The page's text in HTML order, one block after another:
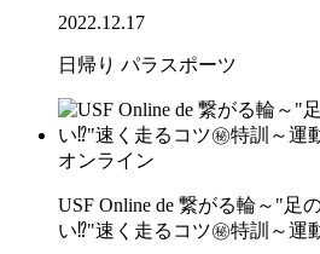
2022.12.17
日帰り パラスポーツ
オンライン
USF Online de 繋がる輪～"足
い⁉"速く走るコツ㊙特訓～運